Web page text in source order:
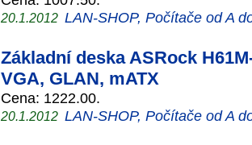
20.1.2012 LAN-SHOP, Počítače od A
Základní deska ASRock
VGA, GLAN, mATX
Cena: 1222.00.
20.1.2012 LAN-SHOP, Počítače od A